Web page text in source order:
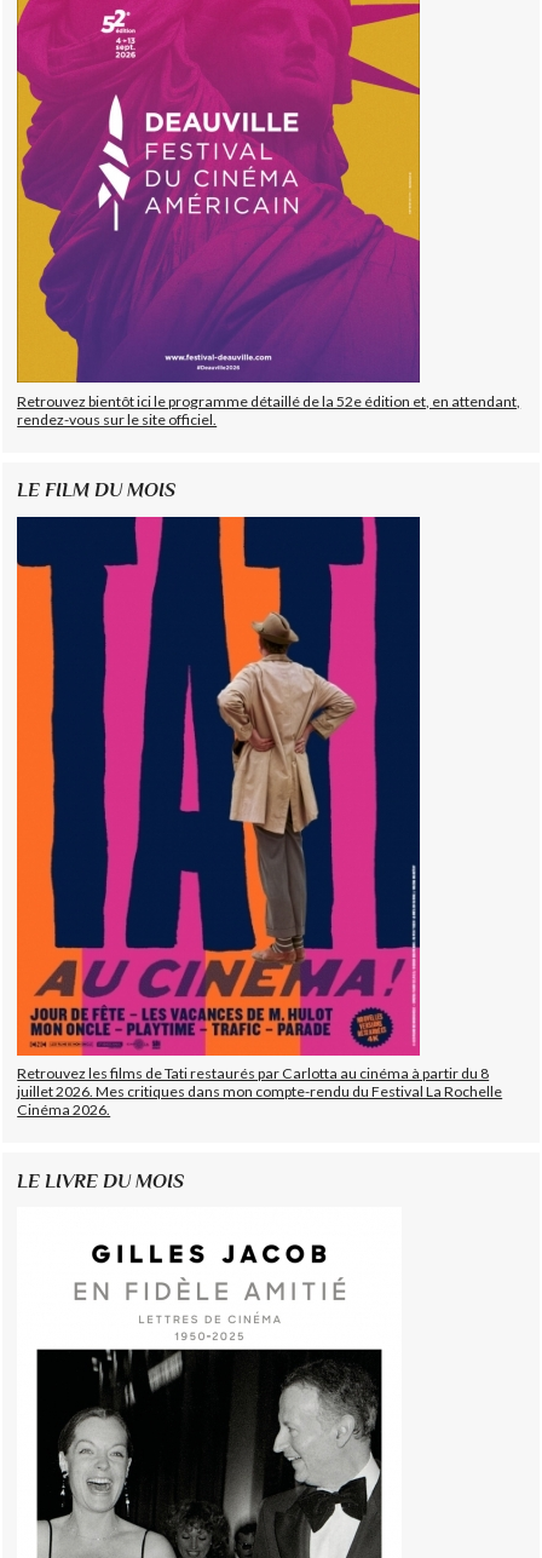
Retrouvez bientôt ici le programme détaillé de la 52e édition et, en attendant,
rendez-vous sur le site officiel.
LE FILM DU MOIS
Retrouvez les films de Tati restaurés par Carlotta au cinéma à partir du 8
juillet 2026. Mes critiques dans mon compte-rendu du Festival La Rochelle
Cinéma 2026.
LE LIVRE DU MOIS